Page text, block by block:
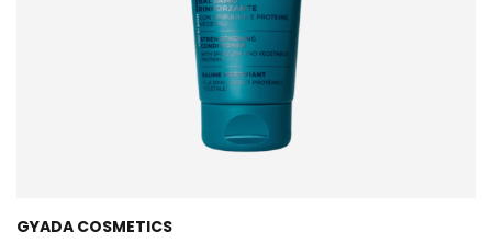
GYADA COSMETICS